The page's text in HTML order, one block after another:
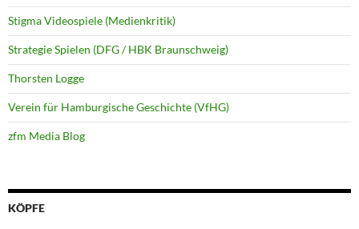
Stigma Videospiele (Medienkritik)
Strategie Spielen (DFG / HBK Braunschweig)
Thorsten Logge
Verein für Hamburgische Geschichte (VfHG)
zfm Media Blog
KÖPFE